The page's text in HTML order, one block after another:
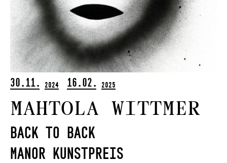
30.11. 2024 16.02. 2025
Mahtola Wittmer
Back to Back
Manor Kunstpreis